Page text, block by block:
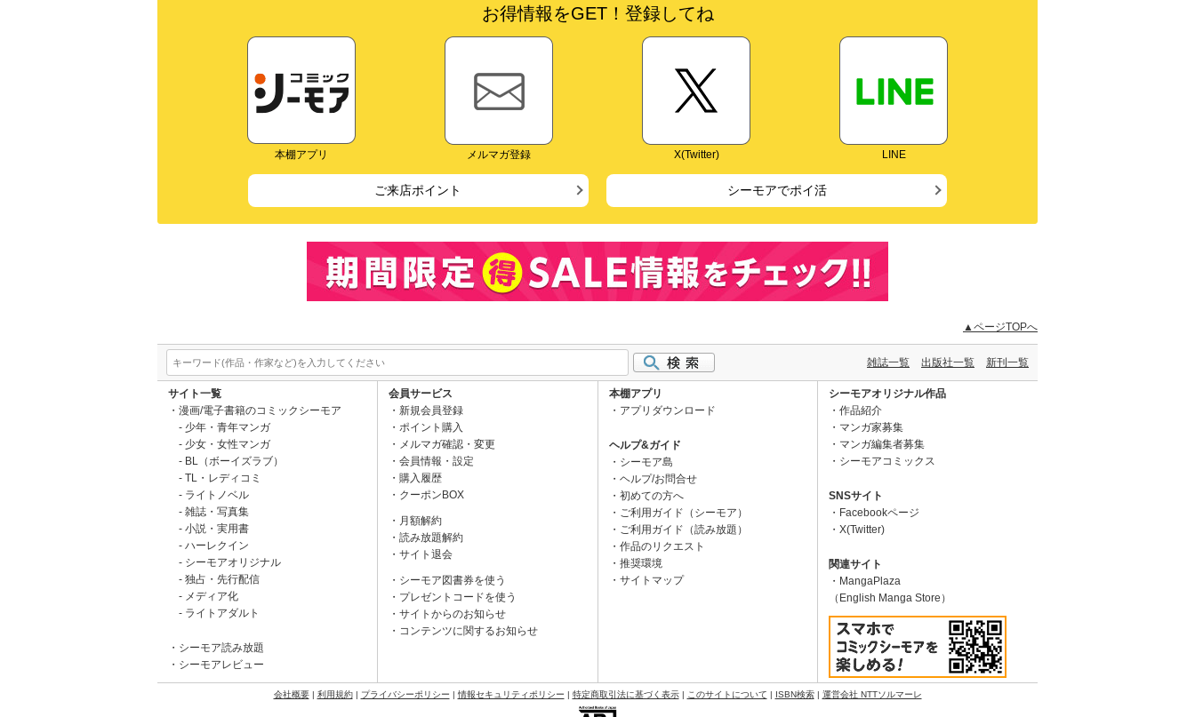
お得情報をGET！登録してね
本棚アプリ メルマガ登録 X(Twitter) LINE
ご来店ポイント シーモアでポイ活
▲ページTOPへ
雑誌一覧 出版社一覧 新刊一覧
サイト一覧
漫画/電子書籍のコミックシーモア
少年・青年マンガ
少女・女性マンガ
BL（ボーイズラブ）
TL・レディコミ
ライトノベル
雑誌・写真集
小説・実用書
ハーレクイン
シーモアオリジナル
独占・先行配信
メディア化
ライトアダルト
シーモア読み放題
シーモアレビュー
会員サービス
新規会員登録
ポイント購入
メルマガ確認・変更
会員情報・設定
購入履歴
クーポンBOX
月額解約
読み放題解約
サイト退会
シーモア図書券を使う
プレゼントコードを使う
サイトからのお知らせ
コンテンツに関するお知らせ
本棚アプリ
アプリダウンロード
ヘルプ&ガイド
シーモア島
ヘルプ/お問合せ
初めての方へ
ご利用ガイド（シーモア）
ご利用ガイド（読み放題）
作品のリクエスト
推奨環境
サイトマップ
シーモアオリジナル作品
作品紹介
マンガ家募集
マンガ編集者募集
シーモアコミックス
SNSサイト
Facebookページ
X(Twitter)
関連サイト
MangaPlaza
（English Manga Store）
会社概要| 利用規約| プライバシーポリシー | 情報セキュリティポリシー | 特定商取引法に基づく表示| このサイトについて | ISBN検索| 運営会社 NTTソルマーレ